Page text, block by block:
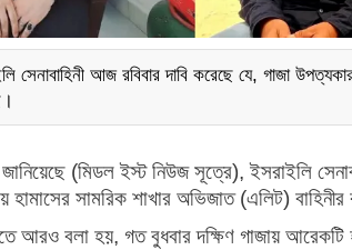
সেনাবাহিনী আজ রবিবার দাবি করেছে যে, গাজা
(মিডল ইস্ট নিউজ সূত্রে), ইসরাইলি
হামাসের সামরিক শাখার অভিজাত (এলিট) বাহিনীর
আরও বলা হয়, গত বুধবার দক্ষিণ গাজায় আরেকটি